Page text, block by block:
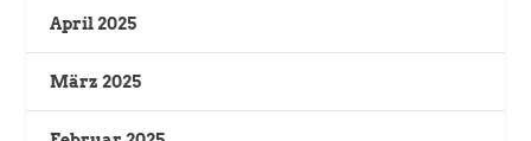
April 2025
März 2025